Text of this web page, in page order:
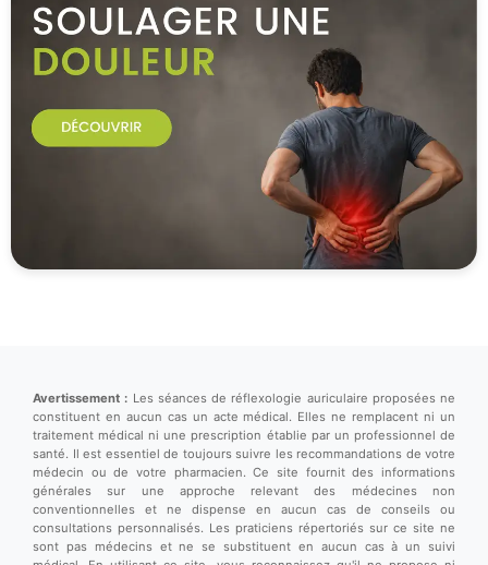
Avertissement : Les séances de réflexologie auriculaire proposées ne
constituent en aucun cas un acte médical. Elles ne remplacent ni un
traitement médical ni une prescription établie par un professionnel de
santé. Il est essentiel de toujours suivre les recommandations de votre
médecin ou de votre pharmacien. Ce site fournit des informations
générales sur une approche relevant des médecines non
conventionnelles et ne dispense en aucun cas de conseils ou
consultations personnalisés. Les praticiens répertoriés sur ce site ne
sont pas médecins et ne se substituent en aucun cas à un suivi